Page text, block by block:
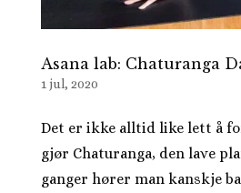
Asana lab: Chaturanga
1 jul, 2020
Det er ikke alltid like lett å
gjør Chaturanga, den lave
ganger hører man kanskje